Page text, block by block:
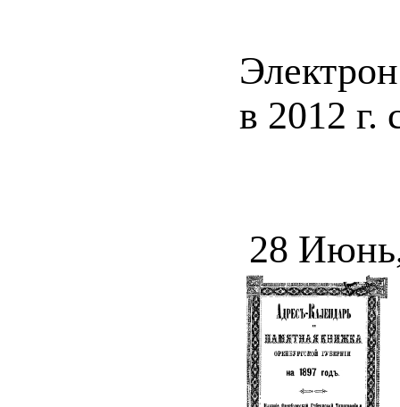
в 2012
28